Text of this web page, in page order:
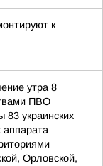
к
утра 8
ПВО
83 украинских
Орловской,